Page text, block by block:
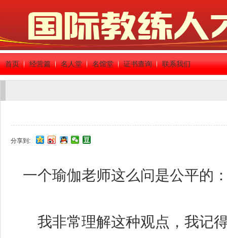
首页 经营篇 名人堂 名馆堂 证书查询 联系我们
分享到:
一个瑜伽老师这么问是公平的
我非常理解这种观点，我记得